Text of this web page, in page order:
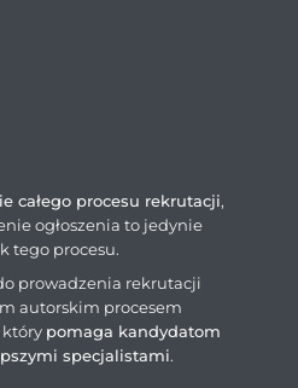
całego procesu rekrutacji,
ogłoszenia to jedynie
tego procesu.
prowadzenia rekrutacji
autorskim procesem
który pomaga kandydatom
specjalistami.